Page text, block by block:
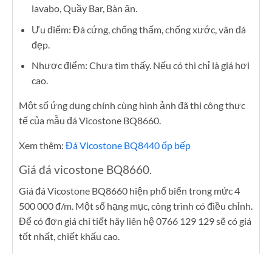
lavabo, Quầy Bar, Bàn ăn.
Ưu điểm: Đá cứng, chống thấm, chống xước, vân đá
đẹp.
Nhược điểm: Chưa tìm thấy. Nếu có thì chỉ là giá hơi
cao.
Một số ứng dụng chính cùng hình ảnh đã thi công thực
tế của mẫu đá Vicostone BQ8660.
Xem thêm: Đá Vicostone BQ8440 ốp bếp
Giá đá vicostone BQ8660.
Giá đá Vicostone BQ8660 hiện phổ biến trong mức 4
500 000 đ/m. Một số hạng mục, công trình có điều chỉnh.
Để có đơn giá chi tiết hãy liên hệ 0766 129 129 sẽ có giá
tốt nhất, chiết khấu cao.